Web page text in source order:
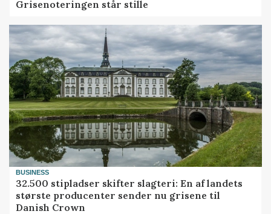
Grisenoteringen står stille
BUSINESS
32.500 stipladser skifter slagteri: En af landets
største producenter sender nu grisene til
Danish Crown